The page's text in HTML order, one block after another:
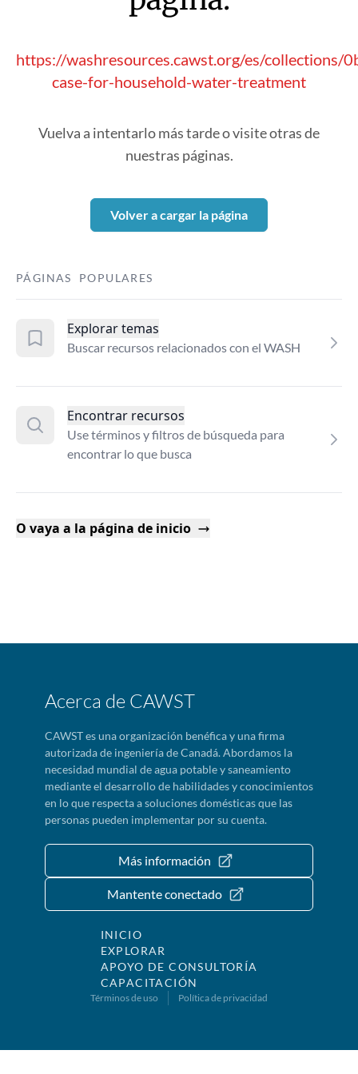
https://washresources.cawst.org/es/collections/
case-for-household-water-treatment
Vuelva a intentarlo más tarde o visite otras de
nuestras páginas.
Volver a cargar la página
PÁGINAS POPULARES
Explorar temas
Buscar recursos relacionados con el WASH
Encontrar recursos
Use términos y filtros de búsqueda para
encontrar lo que busca
O vaya a la página de inicio
Acerca de CAWST
CAWST es una organización benéfica y una firma
autorizada de ingeniería de Canadá. Abordamos la
necesidad mundial de agua potable y saneamiento
mediante el desarrollo de habilidades y conocimientos
en lo que respecta a soluciones domésticas que las
personas pueden implementar por su cuenta.
Más información
Mantente conectado
INICIO
EXPLORAR
APOYO DE CONSULTORÍA
CAPACITACIÓN
Términos de uso Política de privacidad